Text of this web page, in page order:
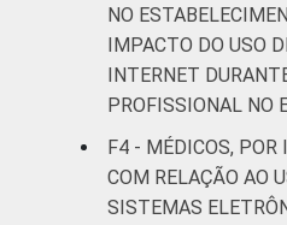
NO
IMPACTO DO USO
INTERNET
PROFISSIONAL NO
F4 - MÉDICOS, POR
COM RELAÇÃO AO
SISTEMAS